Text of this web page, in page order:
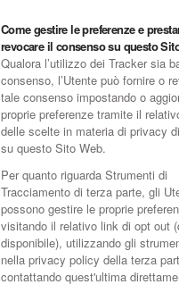
Come gestire le preferenze e
revocare il consenso su questo
Qualora l’utilizzo dei Tracker sia
consenso, l’Utente può fornire o
tale consenso impostando o
proprie preferenze tramite il
delle scelte in materia di privacy
su questo Sito Web.
Per quanto riguarda Strumenti di
Tracciamento di terza parte, gli
possono gestire le proprie
visitando il relativo link di opt out
disponibile), utilizzando gli
nella privacy policy della terza
contattando quest'ultima